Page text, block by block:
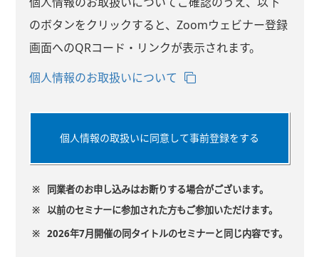
のボタンをクリックすると、Zoomウェビナー登録
画面へのQRコード・リンクが表示されます。
個人情報のお取扱いについて
個人情報の取扱いに同意して事前登録をする
※
同業者のお申し込みはお断りする場合がございます。
※ 以前のセミナーに参加された方もご参加いただけます。
※ 2026年7月開催の同タイトルのセミナーと同じ内容です。